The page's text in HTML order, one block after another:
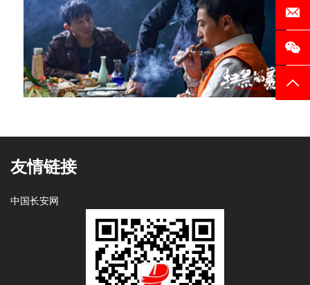
友情链接
中国长安网
邮箱
返回